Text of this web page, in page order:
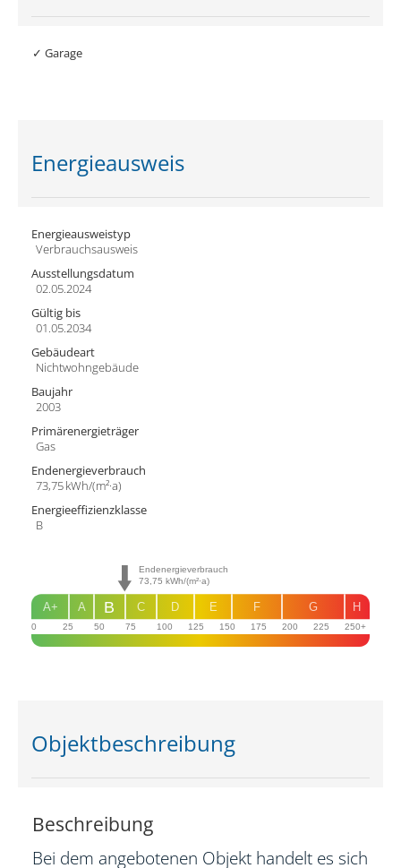
✓ Garage
Energieausweis
Energieausweistyp
Verbrauchs­ausweis
Ausstellungsdatum
02.05.2024
Gültig bis
01.05.2034
Gebäudeart
Nichtwohngebäude
Baujahr
2003
Primärenergieträger
Gas
Endenergie­verbrauch
73,75 kWh/(m²·a)
Energie­effizienz­klasse
B
0 25 50 75 100 125 150 175 200 225 250+
H
G
F
E
D
C
A
A+ B
Endenergieverbrauch
73,75 kWh/(m²·a)
Objekt­beschreibung
Beschreibung
Bei dem angebotenen Objekt handelt es sich